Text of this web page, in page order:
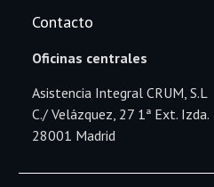
Contacto
Oficinas centrales
Asistencia Integral CRUM, S.L
C./ Velázquez, 27 1ª Ext. Izda.
28001 Madrid